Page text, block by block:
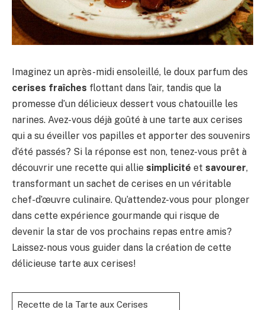
Imaginez un après-midi ensoleillé, le doux parfum des
cerises fraîches flottant dans l’air, tandis que la
promesse d’un délicieux dessert vous chatouille les
narines. Avez-vous déjà goûté à une tarte aux cerises
qui a su éveiller vos papilles et apporter des souvenirs
d’été passés? Si la réponse est non, tenez-vous prêt à
découvrir une recette qui allie simplicité et savourer,
transformant un sachet de cerises en un véritable
chef-d’œuvre culinaire. Qu’attendez-vous pour plonger
dans cette expérience gourmande qui risque de
devenir la star de vos prochains repas entre amis?
Laissez-nous vous guider dans la création de cette
délicieuse tarte aux cerises!
Recette de la Tarte aux Cerises